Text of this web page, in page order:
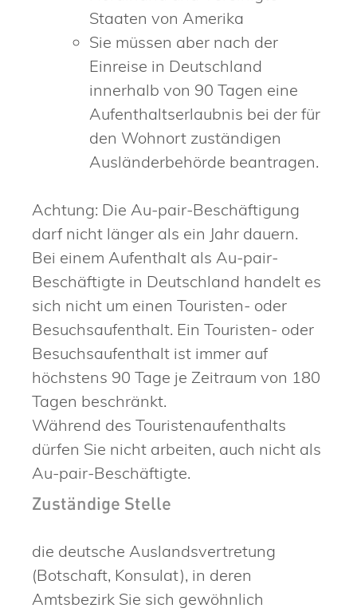
Staaten von Amerika
Sie müssen aber nach der
Einreise in Deutschland
innerhalb von 90 Tagen eine
Aufenthaltserlaubnis bei der für
den Wohnort zuständigen
Ausländerbehörde beantragen.
Achtung: Die Au-pair-Beschäftigung
darf nicht länger als ein Jahr dauern.
Bei einem Aufenthalt als Au-pair-
Beschäftigte in Deutschland handelt es
sich nicht um einen Touristen- oder
Besuchsaufenthalt. Ein Touristen- oder
Besuchsaufenthalt ist immer auf
höchstens 90 Tage je Zeitraum von 180
Tagen beschränkt.
Während des Touristenaufenthalts
dürfen Sie nicht arbeiten, auch nicht als
Au-pair-Beschäftigte.
Zuständige Stelle
die deutsche Auslandsvertretung
(Botschaft, Konsulat), in deren
Amtsbezirk Sie sich gewöhnlich